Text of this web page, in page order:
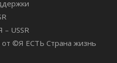
USSR
©Я ЕСТЬ Страна жизнь